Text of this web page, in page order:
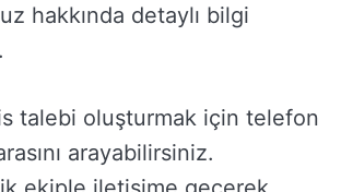
hakkında detaylı bilgi
talebi oluşturmak için telefon
arayabilirsiniz.